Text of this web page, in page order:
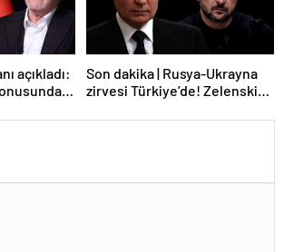
açıkladı:
Son dakika | Rusya-Ukrayna
zirvesi Türkiye’de! Zelenskiy
Gözler perşembe gününe